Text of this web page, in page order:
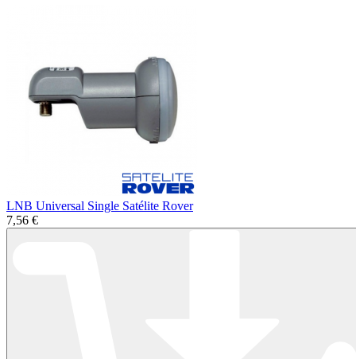
LNB Universal Single Satélite Rover
7,56 €